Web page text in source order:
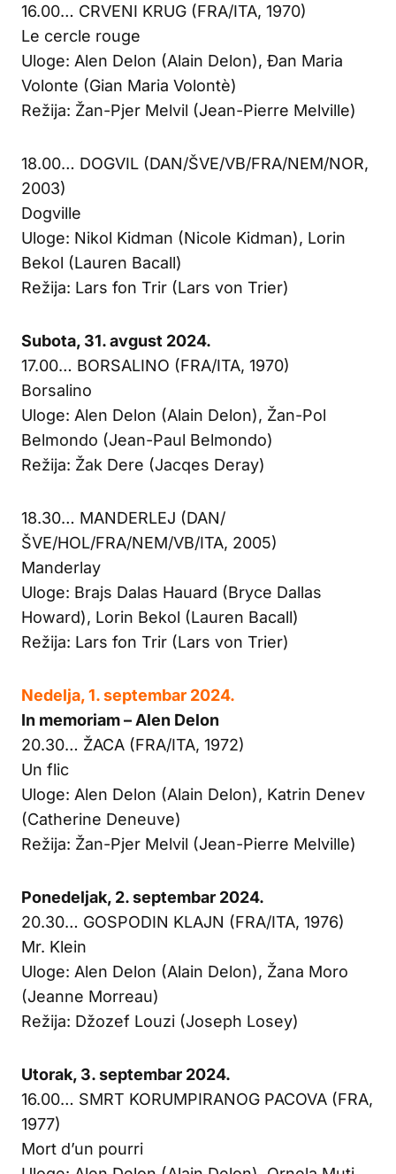
16.00… CRVENI KRUG (FRA/ITA, 1970)
Le cercle rouge
Uloge: Alen Delon (Alain Delon), Đan Maria
Volonte (Gian Maria Volontè)
Režija: Žan-Pjer Melvil (Jean-Pierre Melville)
18.00… DOGVIL (DAN/ŠVE/VB/FRA/NEM/NOR,
2003)
Dogville
Uloge: Nikol Kidman (Nicole Kidman), Lorin
Bekol (Lauren Bacall)
Režija: Lars fon Trir (Lars von Trier)
Subota, 31. avgust 2024.
17.00… BORSALINO (FRA/ITA, 1970)
Borsalino
Uloge: Alen Delon (Alain Delon), Žan-Pol
Belmondo (Jean-Paul Belmondo)
Režija: Žak Dere (Jacqes Deray)
18.30… MANDERLEJ (DAN/
ŠVE/HOL/FRA/NEM/VB/ITA, 2005)
Manderlay
Uloge: Brajs Dalas Hauard (Bryce Dallas
Howard), Lorin Bekol (Lauren Bacall)
Režija: Lars fon Trir (Lars von Trier)
Nedelja, 1. septembar 2024.
In memoriam – Alen Delon
20.30… ŽACA (FRA/ITA, 1972)
Un flic
Uloge: Alen Delon (Alain Delon), Katrin Denev
(Catherine Deneuve)
Režija: Žan-Pjer Melvil (Jean-Pierre Melville)
Ponedeljak, 2. septembar 2024.
20.30… GOSPODIN KLAJN (FRA/ITA, 1976)
Mr. Klein
Uloge: Alen Delon (Alain Delon), Žana Moro
(Jeanne Morreau)
Režija: Džozef Louzi (Joseph Losey)
Utorak, 3. septembar 2024.
16.00… SMRT KORUMPIRANOG PACOVA (FRA,
1977)
Mort d’un pourri